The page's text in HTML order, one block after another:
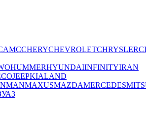
CHERYCHEVROLETCHRYSLER
HUMMERHYUNDAIINFINITYIRAN
JEEPKIALAND
MANMAXUSMAZDAMERCEDES
УАЗ